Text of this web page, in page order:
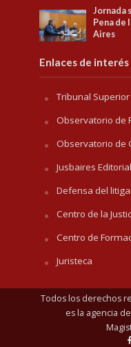
Jornada
Pena de
Aires
Enlaces de interés
Tribunal Superior
Observatorio de
Observatorio de
Jusbaires Editorial
Defensa del
Centro de la
Centro de
Juristeca
Todos los derechos
es la agencia